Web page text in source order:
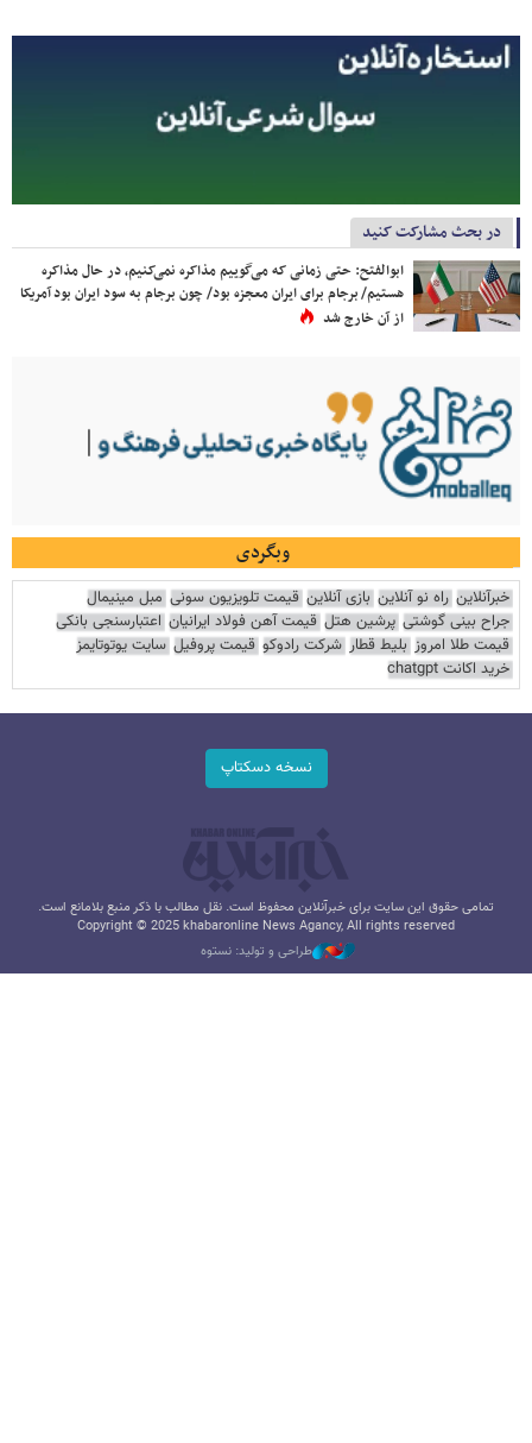
در بحث مشارکت کنید
ابوالفتح: حتی زمانی که می‌گوییم مذاکره نمی‌کنیم، در حال مذاکره
هستیم/ برجام برای ایران معجزه بود/ چون برجام به سود ایران بود آمریکا
از آن خارج شد
وبگردی
خبرآنلاین راه نو آنلاین بازی آنلاین قیمت تلویزیون سونی مبل مینیمال
جراح بینی گوشتی پرشین هتل قیمت آهن فولاد ایرانیان اعتبارسنجی بانکی
قیمت طلا امروز بلیط قطار شرکت رادوکو قیمت پروفیل سایت یوتوتایمز
خرید اکانت chatgpt
نسخه دسکتاپ
تمامی حقوق این سایت برای خبرآنلاین محفوظ است. نقل مطالب با ذکر منبع بلامانع است.
Copyright © 2025 khabaronline News Agancy, All rights reserved
طراحی و تولید: نستوه